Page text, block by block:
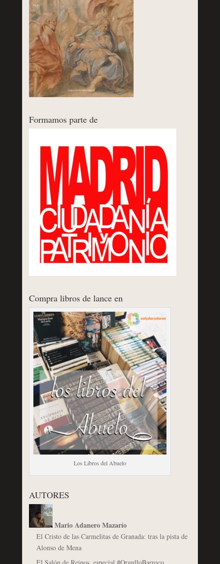
Formamos parte de
Compra libros de lance en
Los Libros del Abuelo
AUTORES
Mario Adanero Mazarío
El Cristo de las Carmelitas de Granada: tras la pista de
Alonso de Mena